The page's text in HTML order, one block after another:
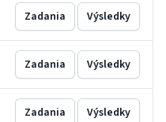
Zadania Výsledky
Zadania Výsledky
Zadania Výsledky